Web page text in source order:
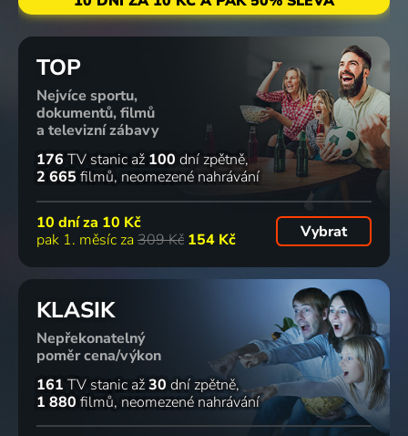
TOP
Nejvíce sportu,
dokumentů, filmů
a televizní zábavy
176 TV stanic až 100 dní zpětně
2 665 filmů neomezené nahrávání
10 dní za 10 Kč
pak 1. měsíc za 309 Kč 154 Kč Vybrat
KLASIK
Nepřekonatelný
poměr cena/výkon
161 TV stanic až30 dní zpětně
1 880 filmů neomezené nahrávání